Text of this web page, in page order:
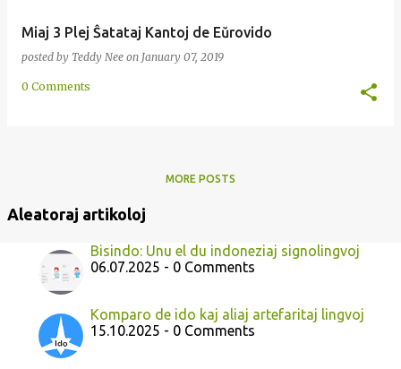
Miaj 3 Plej Ŝatataj Kantoj de Eŭrovido
posted by Teddy Nee on January 07, 2019
0 Comments
MORE POSTS
Aleatoraj artikoloj
Bisindo: Unu el du indoneziaj signolingvoj
06.07.2025 - 0 Comments
Komparo de ido kaj aliaj artefaritaj lingvoj
15.10.2025 - 0 Comments